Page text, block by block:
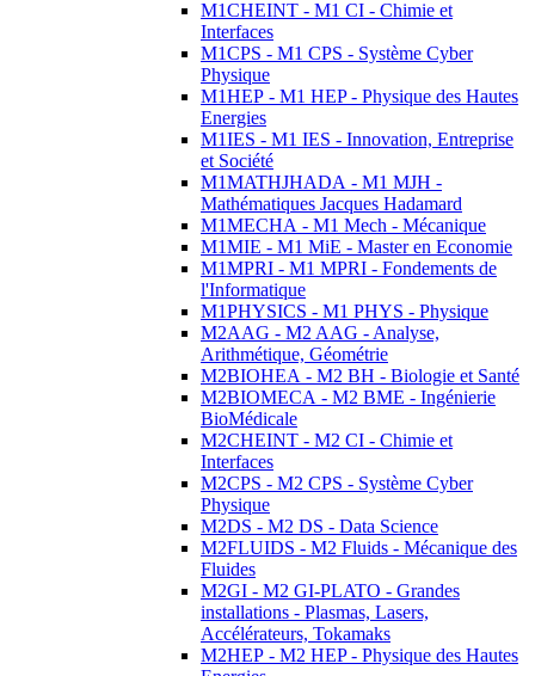
M1CHEINT - M1 CI - Chimie et
Interfaces
M1CPS - M1 CPS - Système Cyber
Physique
M1HEP - M1 HEP - Physique des Hautes
Energies
M1IES - M1 IES - Innovation, Entreprise
et Société
M1MATHJHADA - M1 MJH -
Mathématiques Jacques Hadamard
M1MECHA - M1 Mech - Mécanique
M1MIE - M1 MiE - Master en Economie
M1MPRI - M1 MPRI - Fondements de
l'Informatique
M1PHYSICS - M1 PHYS - Physique
M2AAG - M2 AAG - Analyse,
Arithmétique, Géométrie
M2BIOHEA - M2 BH - Biologie et Santé
M2BIOMECA - M2 BME - Ingénierie
BioMédicale
M2CHEINT - M2 CI - Chimie et
Interfaces
M2CPS - M2 CPS - Système Cyber
Physique
M2DS - M2 DS - Data Science
M2FLUIDS - M2 Fluids - Mécanique des
Fluides
M2GI - M2 GI-PLATO - Grandes
installations - Plasmas, Lasers,
Accélérateurs, Tokamaks
M2HEP - M2 HEP - Physique des Hautes